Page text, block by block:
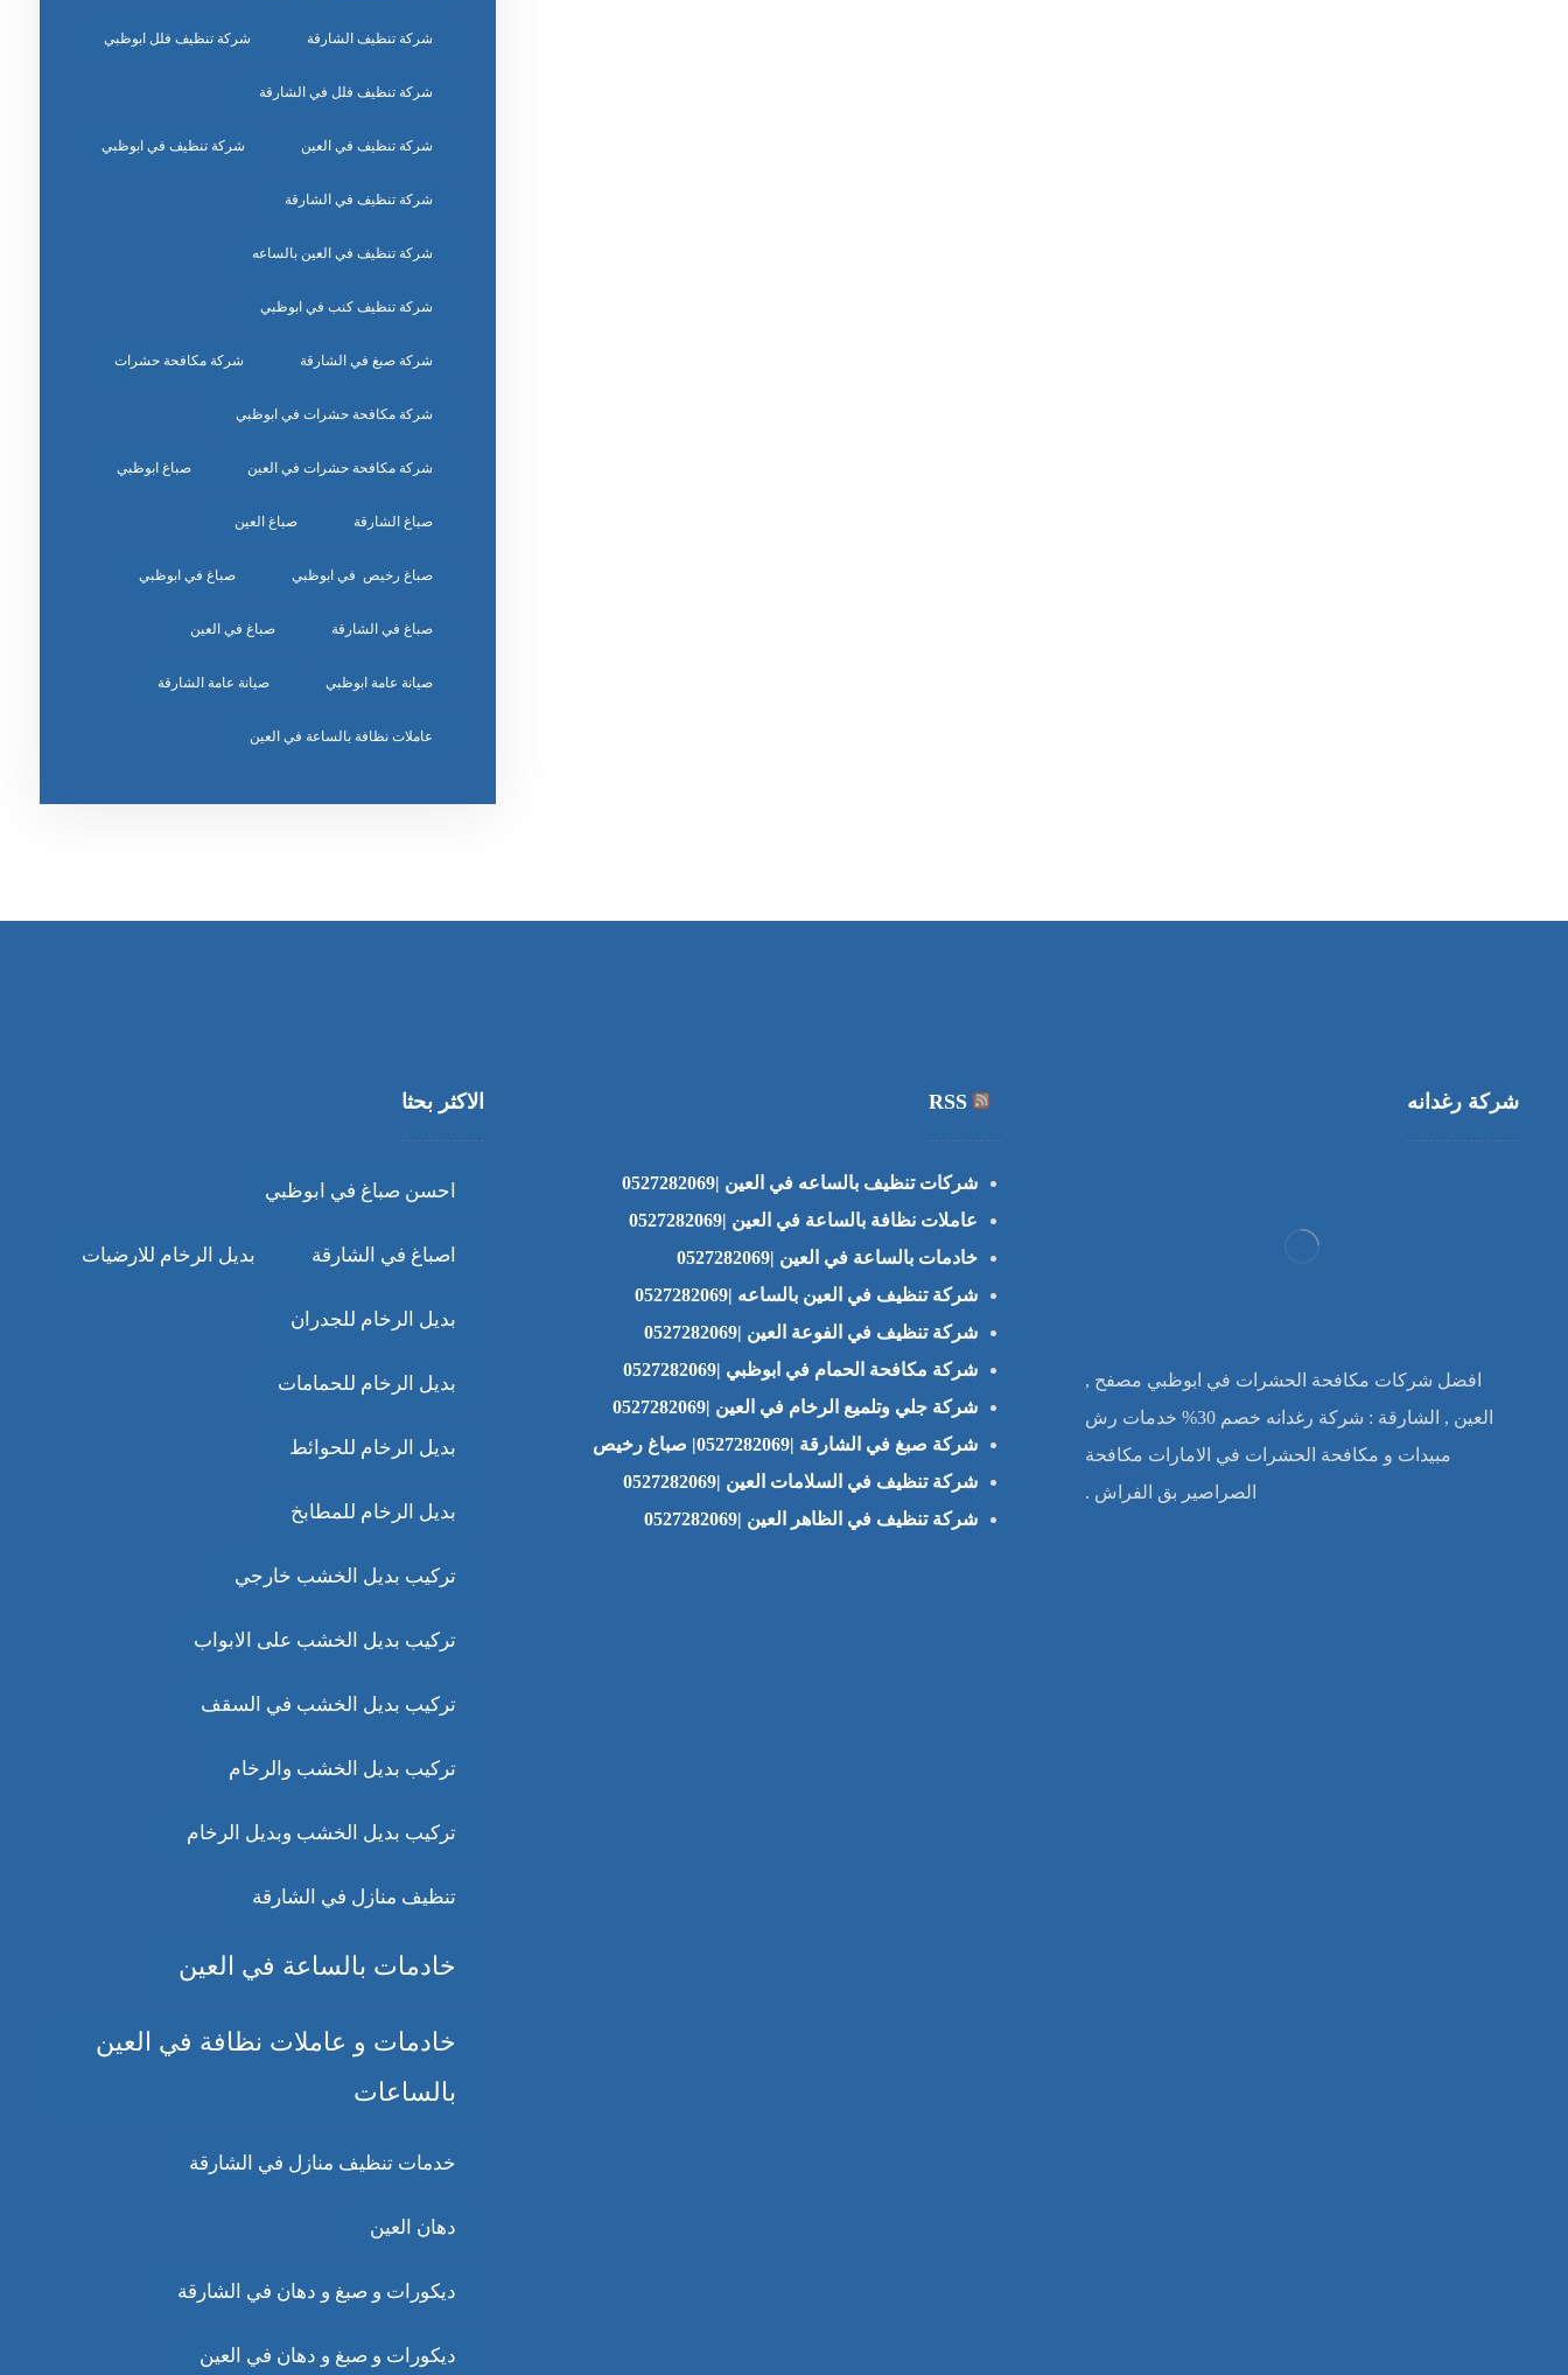
شركة تنظيف الشارقة شركة تنظيف فلل ابوظبي
شركة تنظيف فلل في الشارقة
شركة تنظيف في العين شركة تنظيف في ابوظبي
شركة تنظيف في الشارقة
شركة تنظيف في العين بالساعه
شركة تنظيف كنب في ابوظبي
شركة صبغ في الشارقة شركة مكافحة حشرات
شركة مكافحة حشرات في ابوظبي
شركة مكافحة حشرات في العين صباغ ابوظبي
صباغ الشارقة صباغ العين
صباغ رخيص في ابوظبي صباغ في ابوظبي
صباغ في الشارقة صباغ في العين
صيانة عامة ابوظبي صيانة عامة الشارقة
عاملات نظافة بالساعة في العين
شركة رغدانه
افضل شركات مكافحة الحشرات في ابوظبي مصفح ,
العين , الشارقة : شركة رغدانه خصم 30% خدمات رش
مبيدات و مكافحة الحشرات في الامارات مكافحة
الصراصير بق الفراش .
RSS
شركات تنظيف بالساعه في العين |0527282069
عاملات نظافة بالساعة في العين |0527282069
خادمات بالساعة في العين |0527282069
شركة تنظيف في العين بالساعه |0527282069
شركة تنظيف في الفوعة العين |0527282069
شركة مكافحة الحمام في ابوظبي |0527282069
شركة جلي وتلميع الرخام في العين |0527282069
شركة صبغ في الشارقة |0527282069| صباغ رخيص
شركة تنظيف في السلامات العين |0527282069
شركة تنظيف في الظاهر العين |0527282069
الاكثر بحثا
احسن صباغ في ابوظبي
اصباغ في الشارقة بديل الرخام للارضيات
بديل الرخام للجدران
بديل الرخام للحمامات
بديل الرخام للحوائط
بديل الرخام للمطابخ
تركيب بديل الخشب خارجي
تركيب بديل الخشب على الابواب
تركيب بديل الخشب في السقف
تركيب بديل الخشب والرخام
تركيب بديل الخشب وبديل الرخام
تنظيف منازل في الشارقة
خادمات بالساعة في العين
خادمات و عاملات نظافة في العين
بالساعات
خدمات تنظيف منازل في الشارقة
دهان العين
ديكورات و صبغ و دهان في الشارقة
ديكورات و صبغ و دهان في العين